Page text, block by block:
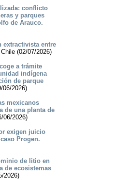
conflicto
y parques
de Arauco.
extractivista entre
Chile (02/07/2026)
a trámite
indígena
de parque
06/2026)
mexicanos
de una planta de
06/2026)
exigen juicio
Progen.
de litio en
de ecosistemas
2026)